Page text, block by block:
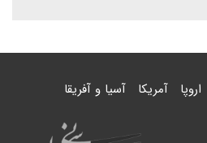
اروپا آمریکا آسیا و آفریقا